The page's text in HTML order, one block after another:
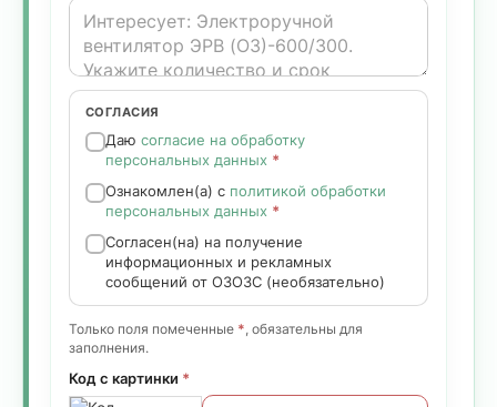
СОГЛАСИЯ
Даю согласие на обработку
персональных данных *
Ознакомлен(а) с политикой обработки
персональных данных *
Согласен(на) на получение
информационных и рекламных
сообщений от ОЗОЗС (необязательно)
Только поля помеченные *, обязательны для
заполнения.
Код с картинки *